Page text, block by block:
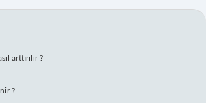
arttırılır ?
?